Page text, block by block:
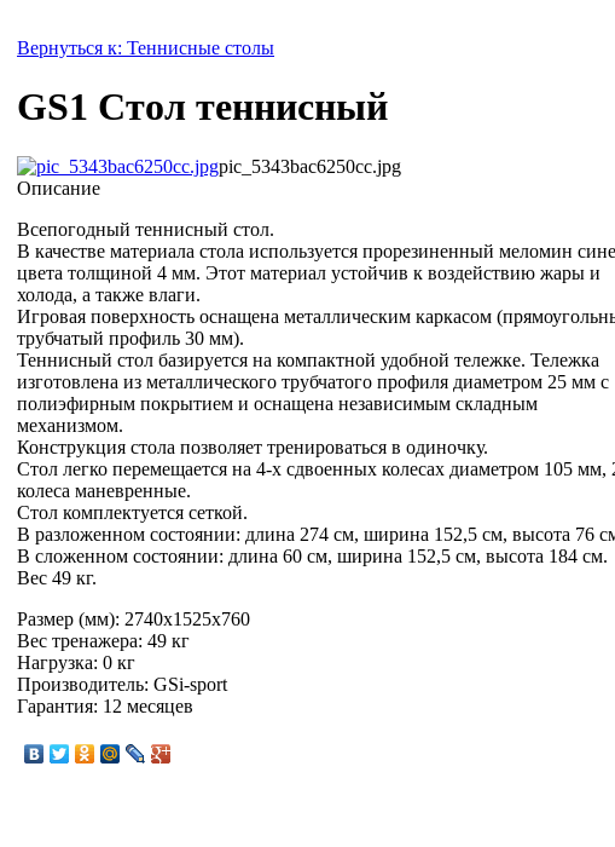
Вернуться к: Теннисные столы
GS1 Стол теннисный
pic_5343bac6250cc.jpg
Описание
Всепогодный теннисный стол.
В качестве материала стола используется прорезиненный меломин
цвета толщиной 4 мм. Этот материал устойчив к воздействию жары и
холода, а также влаги.
Игровая поверхность оснащена металлическим каркасом
трубчатый профиль 30 мм).
Теннисный стол базируется на компактной удобной тележке. Тележка
изготовлена из металлического трубчатого профиля диаметром 25 мм с
полиэфирным покрытием и оснащена независимым складным
механизмом.
Конструкция стола позволяет тренироваться в одиночку.
Стол легко перемещается на 4-х сдвоенных колесах диаметром 105 мм,
колеса маневренные.
Стол комплектуется сеткой.
В разложенном состоянии: длина 274 см, ширина 152,5 см, высота 76
В сложенном состоянии: длина 60 см, ширина 152,5 см, высота 184 см.
Вес 49 кг.
Размер (мм): 2740x1525x760
Вес тренажера: 49 кг
Нагрузка: 0 кг
Производитель: GSi-sport
Гарантия: 12 месяцев